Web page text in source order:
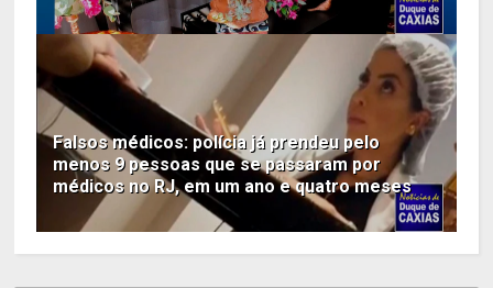
Falsos médicos: polícia já prendeu pelo
menos 9 pessoas que se passaram por
médicos no RJ, em um ano e quatro meses